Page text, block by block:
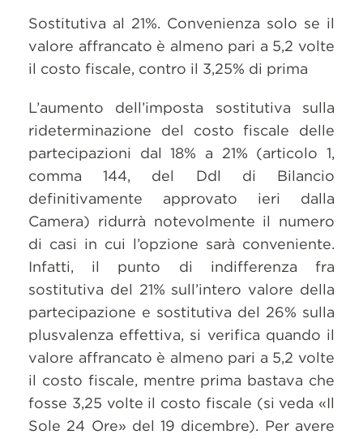
Sostitutiva al 21%. Convenienza solo se il
valore affrancato è almeno pari a 5,2 volte
il costo fiscale, contro il 3,25% di prima
L’aumento dell’imposta sostitutiva sulla
rideterminazione del costo fiscale delle
partecipazioni dal 18% a 21% (articolo 1,
comma 144, del Ddl di Bilancio
definitivamente approvato ieri dalla
Camera) ridurrà notevolmente il numero
di casi in cui l’opzione sarà conveniente.
Infatti, il punto di indifferenza fra
sostitutiva del 21% sull’intero valore della
partecipazione e sostitutiva del 26% sulla
plusvalenza effettiva, si verifica quando il
valore affrancato è almeno pari a 5,2 volte
il costo fiscale, mentre prima bastava che
fosse 3,25 volte il costo fiscale (si veda «Il
Sole 24 Ore» del 19 dicembre). Per avere